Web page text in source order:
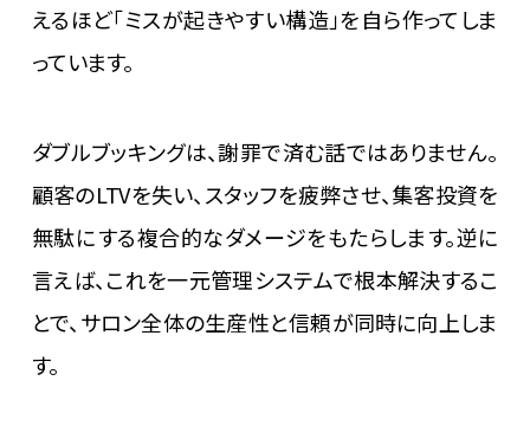
えるほど「ミスが起きやすい構造」を自ら作ってしま
っています。
ダブルブッキングは、謝罪で済む話ではありません。
顧客のLTVを失い、スタッフを疲弊させ、集客投資を
無駄にする複合的なダメージをもたらします。逆に
言えば、これを一元管理システムで根本解決するこ
とで、サロン全体の生産性と信頼が同時に向上しま
す。